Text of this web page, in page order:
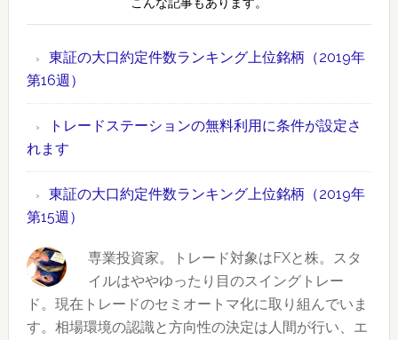
柄
【2019
年
間
取
引
も
あ
り
キ
グ
位
銘
（2019
年
週）
約
件
数
キ
銘
東証の大口約定件数ランキング上位銘柄（2019年
第16週）
トレードステーションの無料利用に条件が設定さ
れます
東証の大口約定件数ランキング上位銘柄（2019年
第15週）
専業投資家。トレード対象はFXと株。スタ
イルはややゆったり目のスイングトレー
ド。現在トレードのセミオートマ化に取り組んでいま
す。相場環境の認識と方向性の決定は人間が行い、エ